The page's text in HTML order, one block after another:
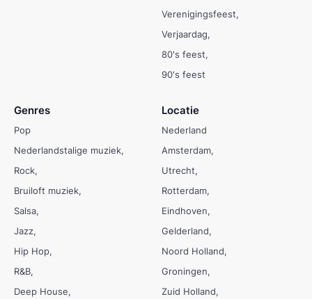
Verenigingsfeest
Verjaardag
80's feest
90's feest
Genres
Pop
Nederlandstalige muziek
Rock
Bruiloft muziek
Salsa
Jazz
Hip Hop
R&B
Deep House
Locatie
Nederland
Amsterdam
Utrecht
Rotterdam
Eindhoven
Gelderland
Noord Holland
Groningen
Zuid Holland